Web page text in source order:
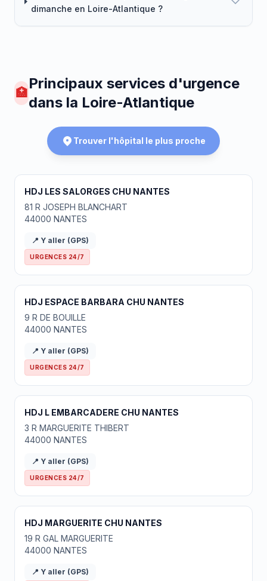
dimanche en Loire-Atlantique ?
🏥
Principaux services d'urgence
dans la Loire-Atlantique
Trouver l'hôpital le plus proche
HDJ LES SALORGES CHU NANTES
81 R JOSEPH BLANCHART
44000 NANTES
📍 Y aller (GPS)
URGENCES 24/7
HDJ ESPACE BARBARA CHU NANTES
9 R DE BOUILLE
44000 NANTES
📍 Y aller (GPS)
URGENCES 24/7
HDJ L EMBARCADERE CHU NANTES
3 R MARGUERITE THIBERT
44000 NANTES
📍 Y aller (GPS)
URGENCES 24/7
HDJ MARGUERITE CHU NANTES
19 R GAL MARGUERITE
44000 NANTES
📍 Y aller (GPS)